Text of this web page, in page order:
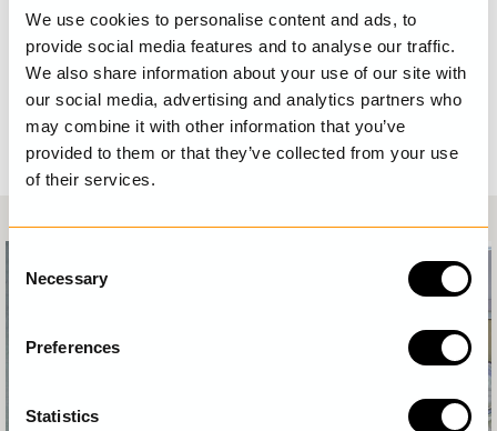
We use cookies to personalise content and ads, to
provide social media features and to analyse our traffic.
We also share information about your use of our site with
our social media, advertising and analytics partners who
may combine it with other information that you’ve
provided to them or that they’ve collected from your use
of their services.
Necessary
Preferences
Statistics
och bidra till en mer cirkulär och förlängd livscykel.
LÄS MER OM CIRKULÄR DESIGN HÄR